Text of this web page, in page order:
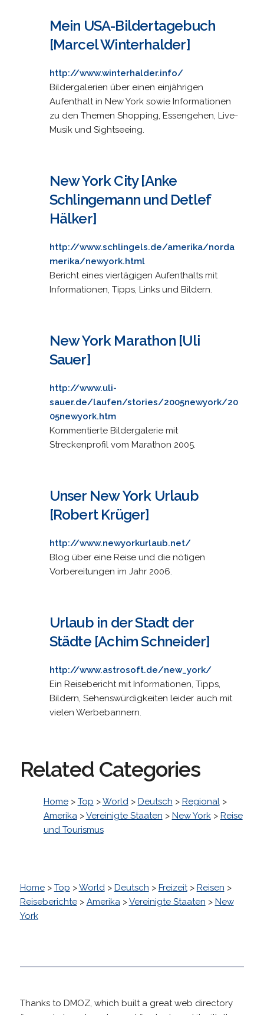
Mein USA-Bildertagebuch
[Marcel Winterhalder]
http://www.winterhalder.info/
Bildergalerien über einen einjährigen
Aufenthalt in New York sowie Informationen
zu den Themen Shopping, Essengehen, Live-
Musik und Sightseeing.
New York City [Anke
Schlingemann und Detlef
Hälker]
http://www.schlingels.de/amerika/norda
merika/newyork.html
Bericht eines viertägigen Aufenthalts mit
Informationen, Tipps, Links und Bildern.
New York Marathon [Uli
Sauer]
http://www.uli-
sauer.de/laufen/stories/2005newyork/20
05newyork.htm
Kommentierte Bildergalerie mit
Streckenprofil vom Marathon 2005.
Unser New York Urlaub
[Robert Krüger]
http://www.newyorkurlaub.net/
Blog über eine Reise und die nötigen
Vorbereitungen im Jahr 2006.
Urlaub in der Stadt der
Städte [Achim Schneider]
http://www.astrosoft.de/new_york/
Ein Reisebericht mit Informationen, Tipps,
Bildern, Sehenswürdigkeiten leider auch mit
vielen Werbebannern.
Related Categories
Home> Top >World> Deutsch > Regional>
Amerika>Vereinigte Staaten > New York> Reise
und Tourismus
Home> Top >World> Deutsch > Freizeit> Reisen >
Reiseberichte> Amerika>Vereinigte Staaten > New
York
Thanks to DMOZ, which built a great web directory